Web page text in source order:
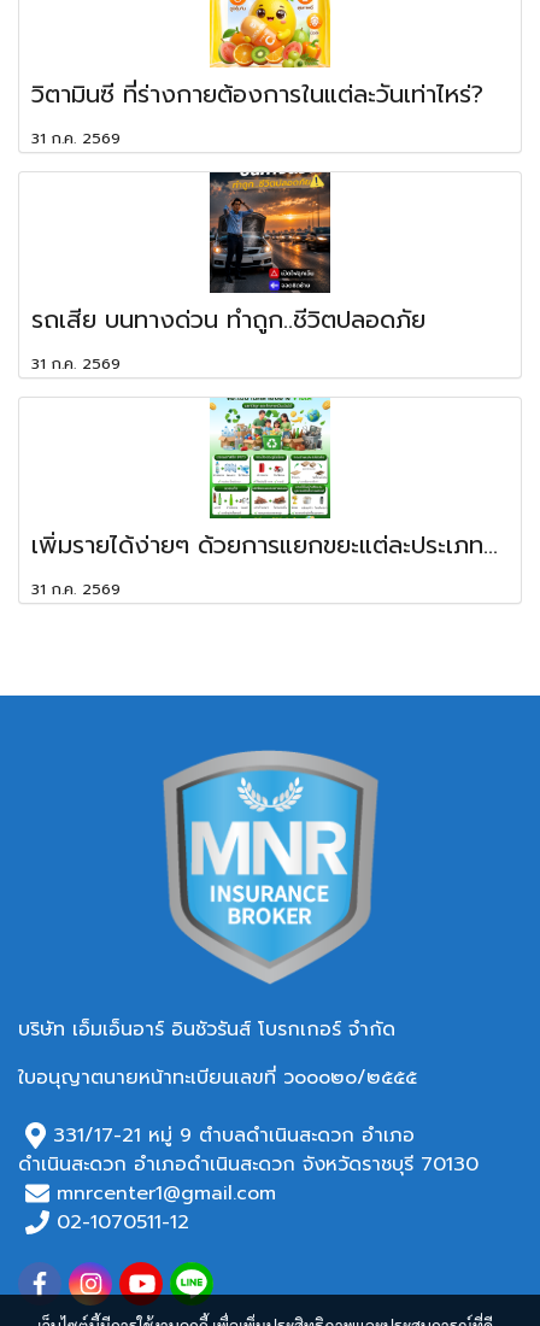
วิตามินซี ที่ร่างกายต้องการในแต่ละวันเท่าไหร่?
31 ก.ค. 2569
รถเสีย บนทางด่วน ทำถูก..ชีวิตปลอดภัย
31 ก.ค. 2569
เพิ่มรายได้ง่ายๆ ด้วยการแยกขยะแต่ละประเภท...
31 ก.ค. 2569
บริษัท เอ็มเอ็นอาร์ อินชัวรันส์ โบรกเกอร์ จำกัด
ใบอนุญาตนายหน้าทะเบียนเลขที่ ว๐๐๐๒๐/๒๕๕๕
331/17-21 หมู่ 9 ตำบลดำเนินสะดวก อำเภอ
ดำเนินสะดวก อำเภอดำเนินสะดวก จังหวัดราชบุรี 70130
mnrcenter1@gmail.com
02-1070511-12